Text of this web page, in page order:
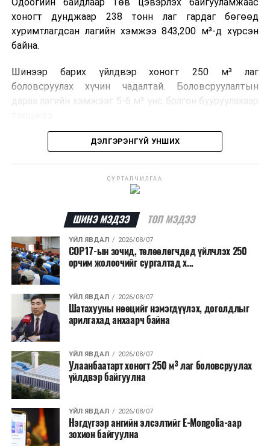
Одоогийн байдлаар Төв цэвэрлэх байгууламжаас
хоногт дунджаар 238 тонн лаг гардаг бөгөөд
хуримтлагдсан лагийн хэмжээ 843,200 м³-д хүрсэн
байна.
Шинээр барих үйлдвэр хоногт 250 м³ лаг
боловсруулах хүчин чадалтай. Боловсруулалтын
дараа лагийн хэмжээг 5-6 м³ үнс болгон бууруулахаар
Төслийн техник, эдийн засгийн үндэслэлийг
магадлалын ерөнхий дүгнэлтээр баталгаажуулсан
Мөн Нийслэлийн иргэдийн Төлөөлөгчдийн Хурлын
2025 оны 25/01 дүгээр тогтоолоор баталсан “Төр,
хувийн хэвшлийн түншлэлээр нийслэлд хэрэгжүүлэх
төслийн жагсаалт”-д лаг хатааж, шатаах үйлдвэр
барих төслийг төр, хувийн хэвшлийн түншлэлийн
хэлбэрээр хэрэгжүүлэхээр тусгажээ.
Лаг хатаах, шатаах технологи нь бохир ус цэвэрлэх
байгууламжаас гардаг лагийг байгаль орчинд аюулгүй
аргаар боловсруулж, эзлэхүүнийг эрс бууруулах
зориулалттай. Лагийг өндөр температурт шатааснаар
эзлэхүүн нь 90 хүртэл хувиар буурч, бактери, вирус
болон бусад өвчин үүсгэгч бичил биетнийг устгах
боломжтой.
Түүнчлэн шаталтын явцад үүсэх дулааныг цахилгаан
ДЭЛГЭРЭНГҮЙ УНШИХ
СУРТАЛЧИЛГАА
ШИНЭ МЭДЭЭ ТОП МЭДЭЭ
ҮЙЛ ЯВДАЛ 2026/08/07
COP17-ын зочид, төлөөлөгчдөд үйлчлэх 250
орчим жолоочийг сургалтад х...
ҮЙЛ ЯВДАЛ 2026/08/07
Шатахууны нөөцийг нэмэгдүүлэх, доголдлыг
арилгахад анхаарч байна
ҮЙЛ ЯВДАЛ 2026/08/07
Улаанбаатарт хоногт 250 м³ лаг боловсруулах
үйлдвэр байгуулна
ҮЙЛ ЯВДАЛ 2026/08/07
Нэгдүгээр ангийн элсэлтийг E-Mongolia-аар
зохион байгуулна